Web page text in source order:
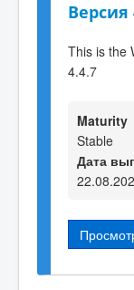
Версия
This is the
4.4.7
Maturity
Stable
Дата